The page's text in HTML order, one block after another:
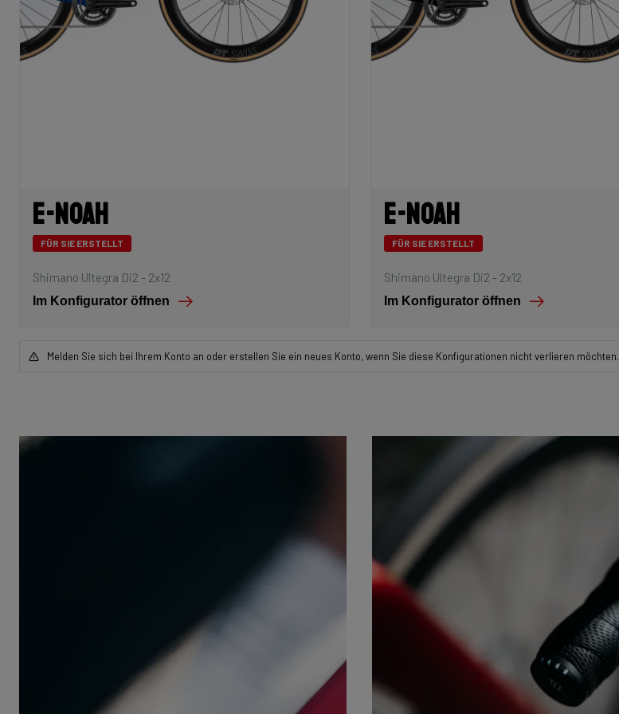
E-Noah
FÜR SIE ERSTELLT
Shimano Ultegra Di2 - 2x12
Im Konfigurator öffnen
E-Noah
FÜR SIE ERSTELLT
Shimano Ultegra Di2 - 2x12
Im Konfigurator öffnen
Melden Sie sich bei Ihrem Konto an oder erstellen Sie ein neues Konto, wenn Sie diese Konfigurationen nicht verlieren möchten.